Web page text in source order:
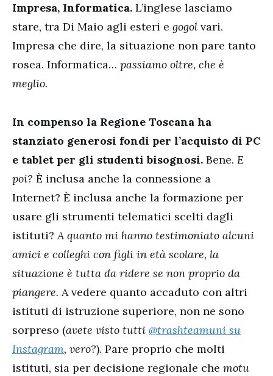
Impresa, Informatica. L’inglese lasciamo
stare, tra Di Maio agli esteri e gogol vari.
Impresa che dire, la situazione non pare tanto
rosea. Informatica… passiamo oltre, che è
meglio.
In compenso la Regione Toscana ha
stanziato generosi fondi per l’acquisto di PC
e tablet per gli studenti bisognosi. Bene. E
poi? È inclusa anche la connessione a
Internet? È inclusa anche la formazione per
usare gli strumenti telematici scelti dagli
istituti?A quanto mi hanno testimoniato alcuni
amici e colleghi con figli in età scolare, la
situazione è tutta da ridere se non proprio da
piangere. A vedere quanto accaduto con altri
istituti di istruzione superiore, non ne sono
sorpreso (avete visto tutti @trashteamuni su
Instagram, vero?). Pare proprio che molti
istituti, sia per decisione regionale che motu